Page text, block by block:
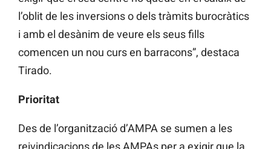
l’oblit de les inversions o dels tràmits burocràtics
i amb el desànim de veure els seus fills
comencen un nou curs en barracons”, destaca
Tirado.
Prioritat
Des de l’organització d’AMPA se sumen a les
reivindicacions de les AMPAs per a exigir que la